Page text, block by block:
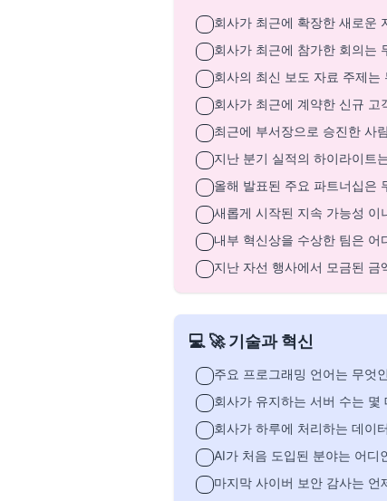
회사가 최근에 확장한 새로운
회사가 최근에 참가한 회의는
회사의 최신 보도 자료 주제는
회사가 최근에 계약한 신규 고
최근에 부서장으로 승진한 사
지난 분기 실적의 하이라이트
올해 발표된 주요 파트너십은
새롭게 시작된 지속 가능성 이
내부 혁신상을 수상한 팀은 어
지난 자선 행사에서 모금된 금
💻 🚀 기술과 혁신
주요 프로그래밍 언어는 무엇
회사가 유지하는 서버 수는 몇
회사가 하루에 처리하는 데이
AI가 처음 도입된 분야는 어디
마지막 사이버 보안 감사는 언